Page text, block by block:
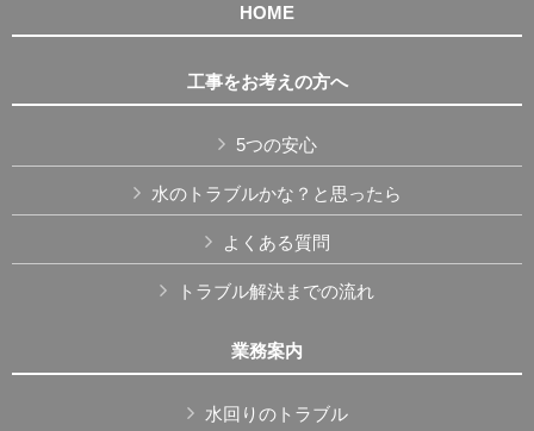
HOME
工事をお考えの方へ
5つの安心
水のトラブルかな？と思ったら
よくある質問
トラブル解決までの流れ
業務案内
水回りのトラブル